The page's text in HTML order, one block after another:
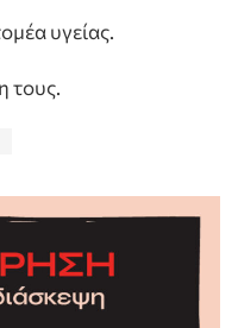
υγείας.
τους.